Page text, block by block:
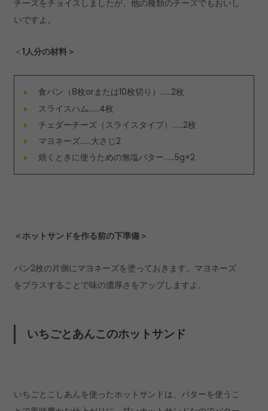
チーズをチョイスしましたが、他の種類のチーズでもおいし
いですよ。
＜1人分の材料＞
食パン（8枚orまたは10枚切り）……2枚
スライスハム……4枚
チェダーチーズ（スライスタイプ）……2枚
マヨネーズ……大さじ2
焼くときに使うための無塩バター……5g×2
＜ホットサンドを作る前の下準備＞
パン2枚の片側にマヨネーズを塗っておきます。マヨネーズ
をプラスすることで味の濃厚さをアップしますよ。
いちごとあんこのホットサンド
いちごとこしあんを使ったホットサンドは、バターを使うこ